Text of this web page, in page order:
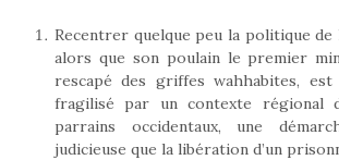
Recentrer quelque peu la politique de
alors que son poulain le premier
rescapé des griffes wahhabites, est
fragilisé par un contexte régional
parrains occidentaux, une
judicieuse que la libération d’un